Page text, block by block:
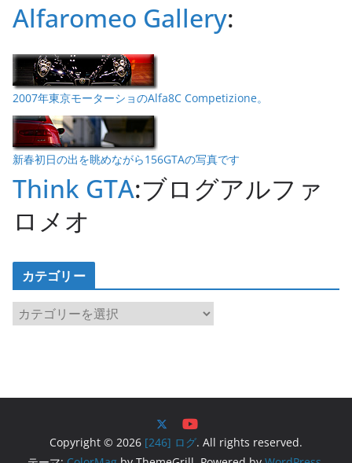
Alfaromeo Gallery:
2007年東京モーターショのAlfa8C Competizione。
新春初日の出を眺めながら156GTAの写真です
Think GTA:ブログアルファ
ロメオ
カテゴリー
カ
テ
Copyright © 2026 [246] ログ. All rights reserved.